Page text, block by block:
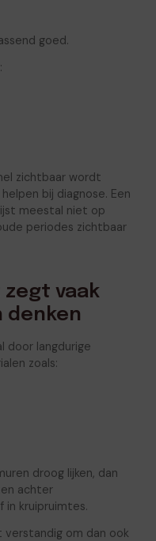
goed.
zichtbaar wordt
bij diagnose. Een
meestal niet op
periodes zichtbaar
zegt vaak
denken
door langdurige
zoals:
droog lijken, dan
achter
in kruipruimtes.
verstandig om dan ook